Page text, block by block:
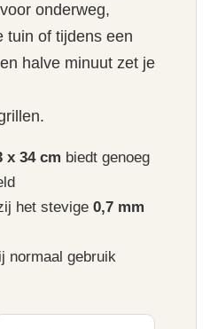
onderweg,
tuin of tijdens een
halve minuut zet je
x 34 cm biedt genoeg
het stevige 0,7 mm
normaal gebruik